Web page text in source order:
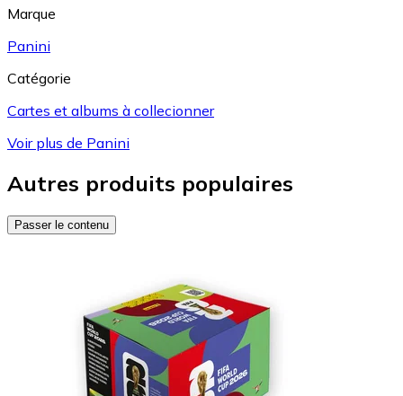
Marque
Panini
Catégorie
Cartes et albums à collecionner
Voir plus de Panini
Autres produits populaires
Passer le contenu